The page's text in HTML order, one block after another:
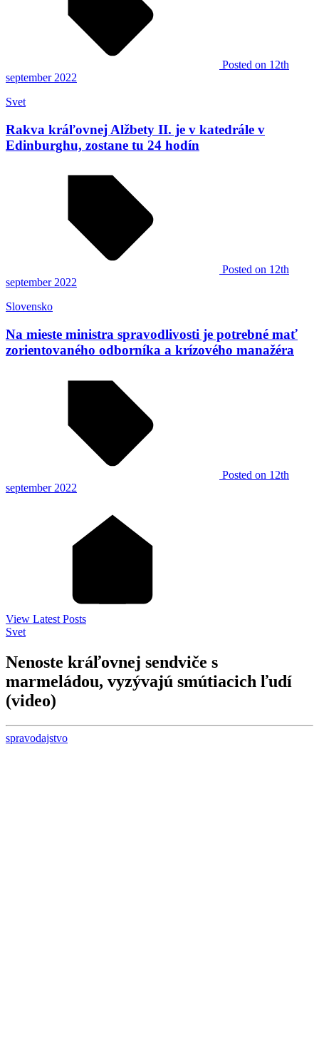
Posted on 12th
september 2022
Svet
Rakva kráľovnej Alžbety II. je v katedrále v
Edinburghu, zostane tu 24 hodín
Posted on 12th
september 2022
Slovensko
Na mieste ministra spravodlivosti je potrebné mať
zorientovaného odborníka a krízového manažéra
Posted on 12th
september 2022
View Latest Posts
Svet
Nenoste kráľovnej sendviče s
marmeládou, vyzývajú smútiacich ľudí
(video)
spravodajstvo